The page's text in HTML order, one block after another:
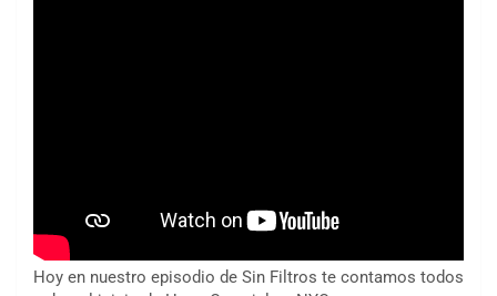
Hoy en nuestro episodio de Sin Filtros te contamos todos